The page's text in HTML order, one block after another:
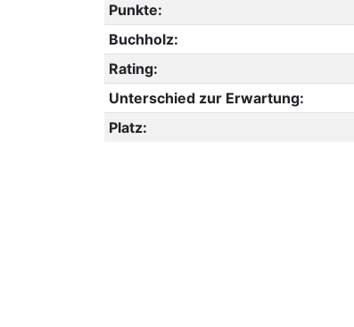
Punkte:
Buchholz:
Rating:
Unterschied zur Erwartung:
Platz: